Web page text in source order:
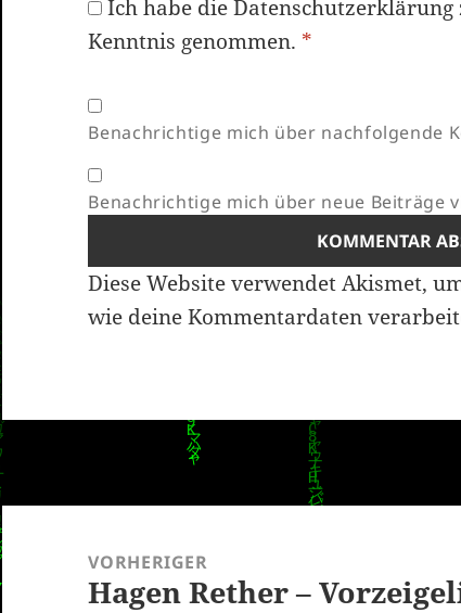
Ich habe dieDatenschutzerklärung
Kenntnis genommen. *
Benachrichtige mich über nachfolgende
Benachrichtige mich über neue Beiträge
Diese Website verwendet Akismet,
wie deine Kommentardaten
Beitragsnavigation
VORHERIGER
Vorheriger
Hagen Rether –